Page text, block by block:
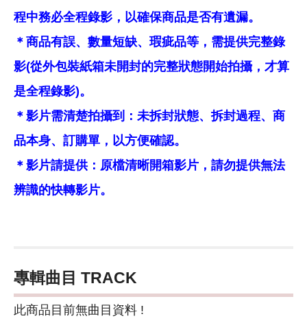
程中務必全程錄影，以確保商品是否有遺漏。
＊商品有誤、數量短缺、瑕疵品等，需提供完整錄
影(從外包裝紙箱未開封的完整狀態開始拍攝，才算
是全程錄影)。
＊影片需清楚拍攝到：未拆封狀態、拆封過程、商
品本身、訂購單，以方便確認。
＊影片請提供：原檔清晰開箱影片，請勿提供無法
辨識的快轉影片。
專輯曲目 TRACK
此商品目前無曲目資料 !